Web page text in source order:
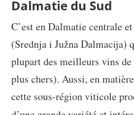
Dalmatie du Sud
C’est en Dalmatie centrale
(Srednja i Južna Dalmacija)
plupart des meilleurs vins
plus chers). Aussi, en
cette sous-région viticole